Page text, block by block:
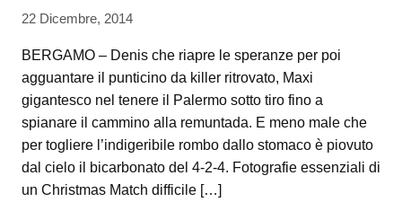
22 Dicembre, 2014
BERGAMO – Denis che riapre le speranze per poi
agguantare il punticino da killer ritrovato, Maxi
gigantesco nel tenere il Palermo sotto tiro fino a
spianare il cammino alla remuntada. E meno male che
per togliere l’indigeribile rombo dallo stomaco è piovuto
dal cielo il bicarbonato del 4-2-4. Fotografie essenziali di
un Christmas Match difficile […]